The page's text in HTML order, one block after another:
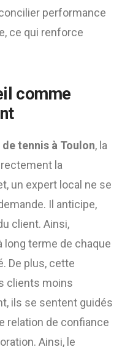
performance
ce qui renforce
comme
tennis à Toulon, la
la
un expert local ne se
Il anticipe,
client. Ainsi,
terme de chaque
De plus, cette
clients moins
ils se sentent guidés
relation de confiance
Ainsi, le